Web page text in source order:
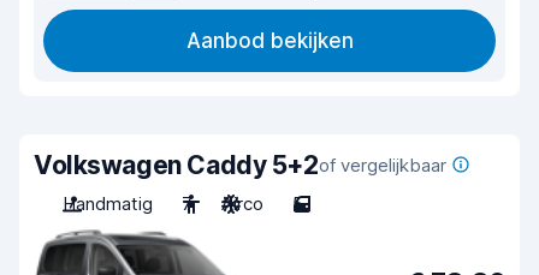
Aanbod bekijken
Volkswagen Caddy 5+2of vergelijkbaar
Handmatig
7 Airco 5